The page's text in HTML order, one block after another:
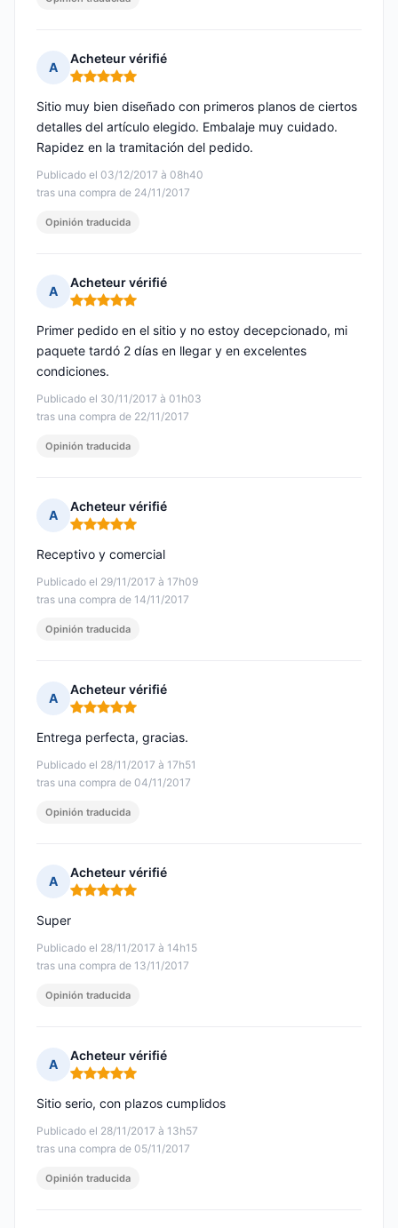
A
Acheteur vérifié
Nota: 5 de 5
Publicado el 03/12/2017 à 08h40
tras una compra de 24/11/2017
Sitio muy bien diseñado con primeros planos de ciertos
detalles del artículo elegido. Embalaje muy cuidado.
Rapidez en la tramitación del pedido.
Opinión traducida
A
Acheteur vérifié
Nota: 5 de 5
Publicado el 30/11/2017 à 01h03
tras una compra de 22/11/2017
Primer pedido en el sitio y no estoy decepcionado, mi
paquete tardó 2 días en llegar y en excelentes
condiciones.
Opinión traducida
A
Acheteur vérifié
Nota: 5 de 5
Publicado el 29/11/2017 à 17h09
tras una compra de 14/11/2017
Receptivo y comercial
Opinión traducida
A
Acheteur vérifié
Nota: 5 de 5
Publicado el 28/11/2017 à 17h51
tras una compra de 04/11/2017
Entrega perfecta, gracias.
Opinión traducida
A
Acheteur vérifié
Nota: 5 de 5
Publicado el 28/11/2017 à 14h15
tras una compra de 13/11/2017
Super
Opinión traducida
A
Acheteur vérifié
Nota: 5 de 5
Publicado el 28/11/2017 à 13h57
tras una compra de 05/11/2017
Sitio serio, con plazos cumplidos
Opinión traducida